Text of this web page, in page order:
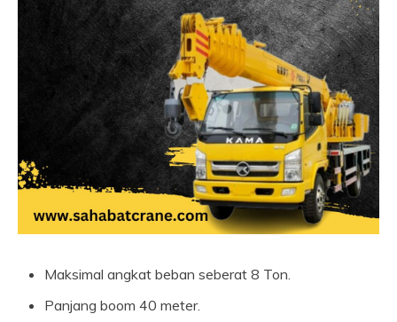
Maksimal angkat beban seberat 8 Ton.
Panjang boom 40 meter.